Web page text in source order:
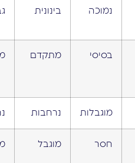
נמוכה בינונית
בסיסי מתקדם
מוגבלות נרחבות
חסר מוגבל